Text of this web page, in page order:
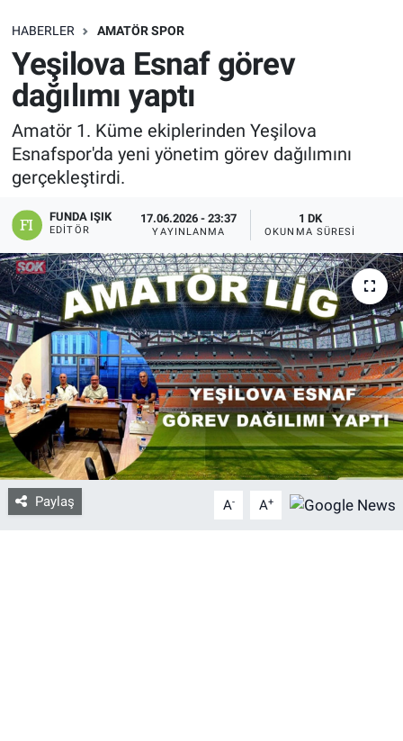
HABERLER AMATÖR SPOR
Yeşilova Esnaf görev
dağılımı yaptı
Amatör 1. Küme ekiplerinden Yeşilova
Esnafspor'da yeni yönetim görev dağılımını
gerçekleştirdi.
FUNDA IŞIK
EDITÖR
17.06.2026 - 23:37
YAYINLANMA
1 DK
OKUNMA SÜRESI
Paylaş A- A+
SAĞLIK
EKONOMİ
EĞİTİM
ÖZEL HABER
Keşfet
ASTROLOJİ
MANŞET
RESMİ İLANLAR
İLAN
Bize ulaşın
İletişim/Künye